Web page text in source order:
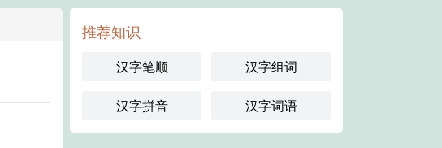
推荐知识
汉字笔顺 汉字组词
汉字拼音 汉字词语